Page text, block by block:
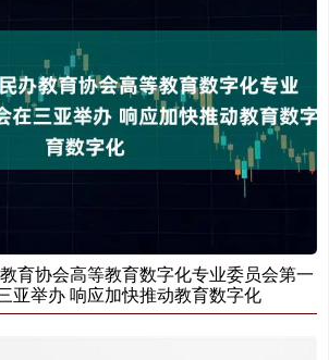
育协会高等教育数字化专业委员会第一
亚举办 响应加快推动教育数字化